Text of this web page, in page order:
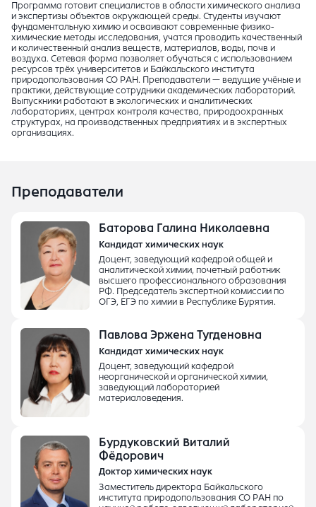
Программа готовит специалистов в области химического анализа
и экспертизы объектов окружающей среды. Студенты изучают
фундаментальную химию и осваивают современные физико-
химические методы исследования, учатся проводить качественный
и количественный анализ веществ, материалов, воды, почв и
воздуха. Сетевая форма позволяет обучаться с использованием
ресурсов трёх университетов и Байкальского института
природопользования СО РАН. Преподаватели — ведущие учёные и
практики, действующие сотрудники академических лабораторий.
Выпускники работают в экологических и аналитических
лабораториях, центрах контроля качества, природоохранных
структурах, на производственных предприятиях и в экспертных
организациях.
Преподаватели
Баторова Галина Николаевна
Кандидат химических наук
Доцент, заведующий кафедрой общей и
аналитической химии, почетный работник
высшего профессионального образования
РФ. Председатель экспертной комиссии по
ОГЭ, ЕГЭ по химии в Республике Бурятия.
Павлова Эржена Тугденовна
Кандидат химических наук
Доцент, заведующий кафедрой
неорганической и органической химии,
заведующий лабораторией
материаловедения.
Бурдуковский Виталий
Фёдорович
Доктор химических наук
Заместитель директора Байкальского
института природопользования СО РАН по